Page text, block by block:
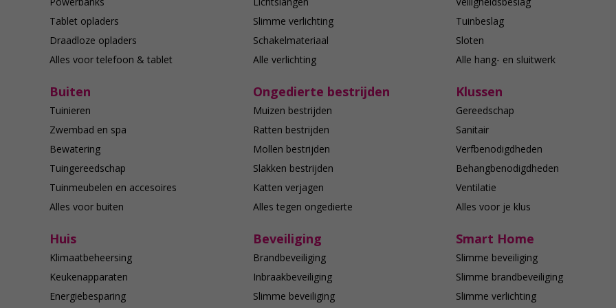
Tablet opladers
Draadloze opladers
Alles voor telefoon & tablet
Slimme verlichting
Schakelmateriaal
Alle verlichting
Tuinbeslag
Sloten
Alle hang- en sluitwerk
Buiten
Tuinieren
Zwembad en spa
Bewatering
Tuingereedschap
Tuinmeubelen en accesoires
Alles voor buiten
Ongedierte bestrijden
Muizen bestrijden
Ratten bestrijden
Mollen bestrijden
Slakken bestrijden
Katten verjagen
Alles tegen ongedierte
Klussen
Gereedschap
Sanitair
Verfbenodigdheden
Behangbenodigdheden
Ventilatie
Alles voor je klus
Huis
Klimaatbeheersing
Keukenapparaten
Energiebesparing
Beveiliging
Brandbeveiliging
Inbraakbeveiliging
Slimme beveiliging
Smart Home
Slimme beveiliging
Slimme brandbeveiliging
Slimme verlichting